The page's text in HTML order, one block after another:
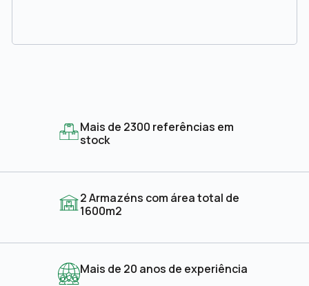
Mais de 2300 referências em
stock
2 Armazéns com área total de
1600m2
Mais de 20 anos de experiência